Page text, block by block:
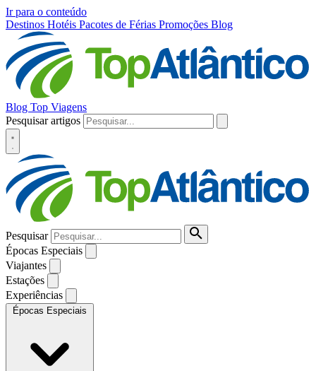
Ir para o conteúdo
Destinos Hotéis Pacotes de Férias Promoções Blog
Blog Top Viagens
Pesquisar artigos
Pesquisar
Épocas Especiais
Viajantes
Estações
Experiências
Épocas Especiais